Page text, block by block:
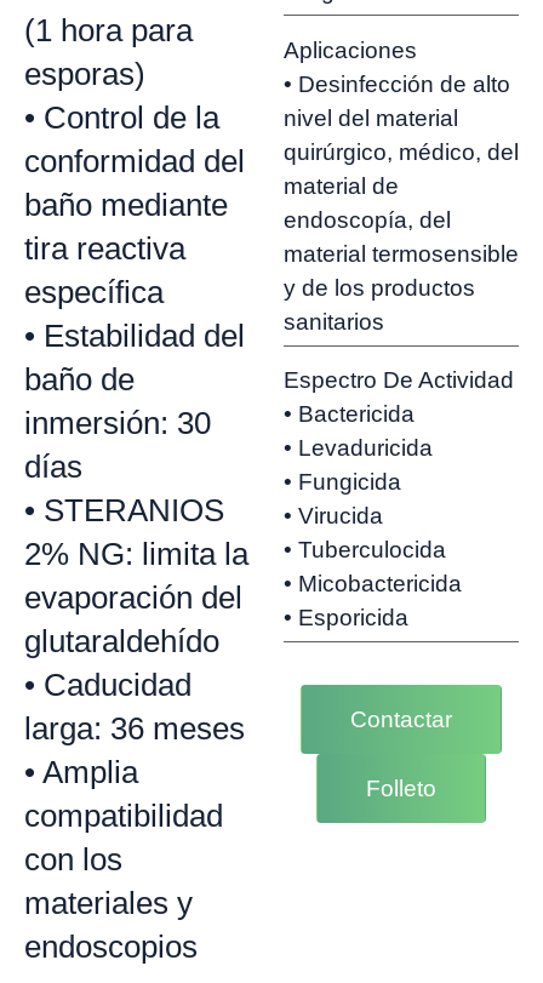
(1 hora para
esporas)
• Control de la
conformidad del
baño mediante
tira reactiva
específica
• Estabilidad del
baño de
inmersión: 30
días
• STERANIOS
2% NG: limita la
evaporación del
glutaraldehído
• Caducidad
larga: 36 meses
• Amplia
compatibilidad
con los
materiales y
endoscopios
Aplicaciones
• Desinfección de alto
nivel del material
quirúrgico, médico, del
material de
endoscopía, del
material termosensible
y de los productos
sanitarios
Espectro De Actividad
• Bactericida
• Levaduricida
• Fungicida
• Virucida
• Tuberculocida
• Micobactericida
• Esporicida
Contactar
Folleto